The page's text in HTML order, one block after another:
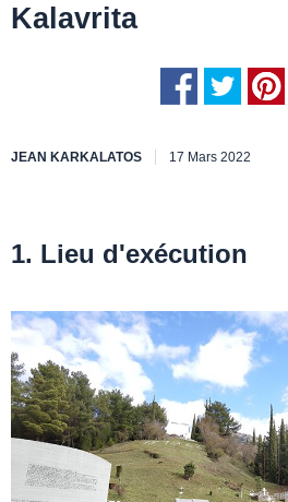
Kalavrita
JEAN KARKALATOS 17 Mars 2022
1. Lieu d'exécution